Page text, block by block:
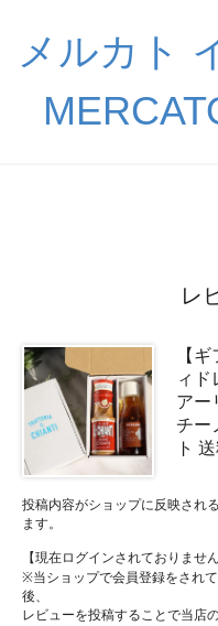
メルカト
レ
【
ィド
アー
チー
ト
投稿内容がショップに反映され
ます。
【現在ログインされておりません
※当ショップで会員登録をされ
後、
レビューを投稿することで当店